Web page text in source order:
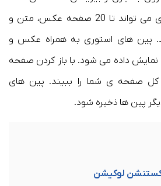
است. در هر پین استوری می تواند تا 20 صفحه عکس، متن و
پین های استوری به همراه عکس و
داده می شود. با باز کردن صفحه
کل صفحه ی شما را ببیند. پین های
پین ها ذخیره شود.
لوکیشن